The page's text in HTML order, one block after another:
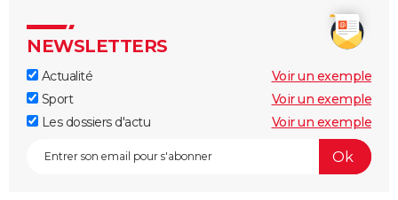
NEWSLETTERS
Actualité
Voir un exemple
Sport
Voir un exemple
Les dossiers d'actu
Voir un exemple